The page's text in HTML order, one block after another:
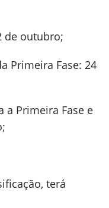
de outubro;
Primeira Fase: 24
a Primeira Fase e
terá